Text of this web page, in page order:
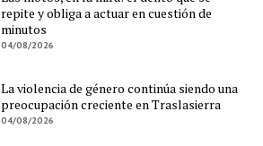
repite y obliga a actuar en cuestión de
minutos
04/08/2026
La violencia de género continúa siendo una
preocupación creciente en Traslasierra
04/08/2026